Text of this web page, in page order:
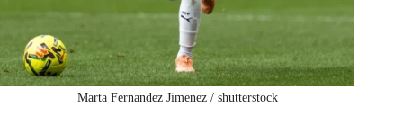
Marta Fernandez Jimenez / shutterstock